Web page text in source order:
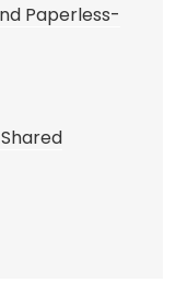
Paperless-